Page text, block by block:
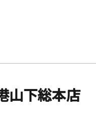
山下総本店